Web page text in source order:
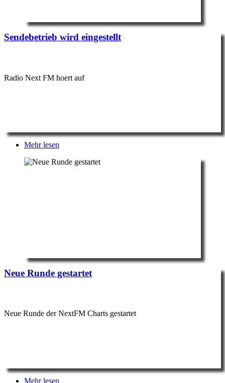
Sendebetrieb wird eingestellt
Radio Next FM hoert auf
Mehr lesen
Neue Runde gestartet
Neue Runde der NextFM Charts gestartet
Mehr lesen